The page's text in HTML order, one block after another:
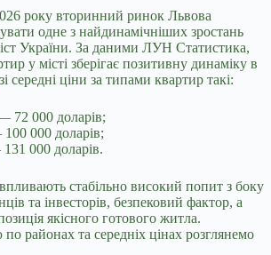
року вторинний ринок Львова
одне з найдинамічніших зростань
України. За даними ЛУН Статистика,
у місті зберігає позитивну динаміку в
середні ціни за типами квартир такі:
72 000 доларів;
000 доларів;
000 доларів.
стабільно високий попит з боку
та інвесторів, безпековий фактор, а
якісного готового житла.
районах та середніх цінах розглянемо